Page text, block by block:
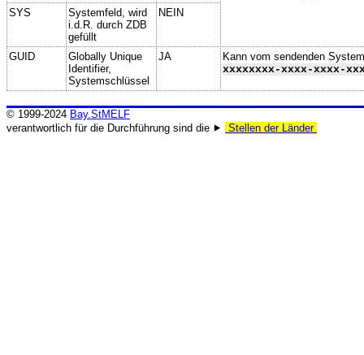
SYS
Systemfeld, wird
i.d.R. durch ZDB
gefüllt
NEIN
GUID
Globally Unique
Identifier,
Systemschlüssel
JA
Kann vom sendenden
xxxxxxxx-xxxx-xxxx-
© 1999-2024 Bay.StMELF
verantwortlich für die Durchführung sind die ⯈
Stellen der Länder